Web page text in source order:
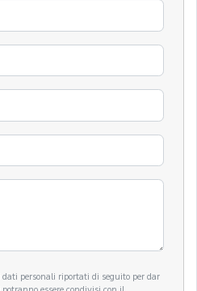
personali riportati di seguito per dar